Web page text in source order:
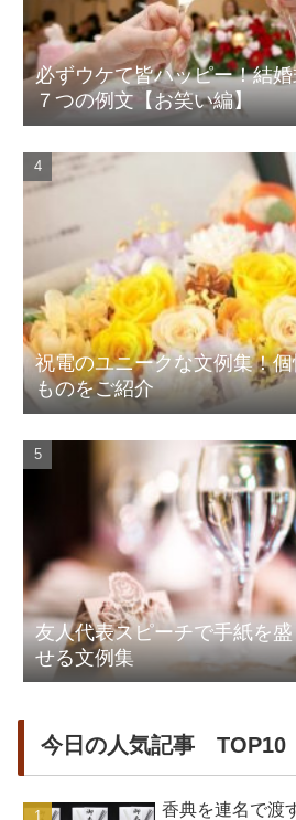
必ずウケて皆ハッピー！結
７つの例文【お笑い編】
祝電のユニークな文例集！
ものをご紹介
友人代表スピーチで手紙を
せる文例集
今日の人気記事 TOP10
香典を連名で渡